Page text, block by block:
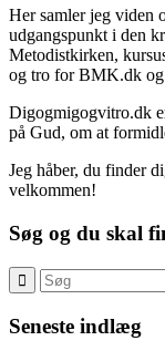
Her samler jeg viden
udgangspunkt i den
Metodistkirken,
og tro for BMK.dk
Digogmigogvitro.dk
på Gud, om at
Jeg håber, du finder
velkommen!
Søg og du skal
Seneste indlæg